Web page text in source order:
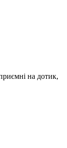
на дотик,